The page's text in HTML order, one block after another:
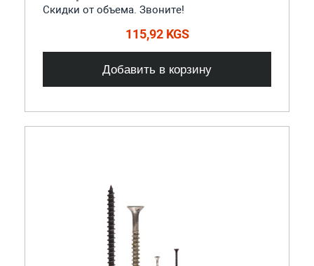
Скидки от объема. Звоните!
115,92 KGS
Добавить в корзину